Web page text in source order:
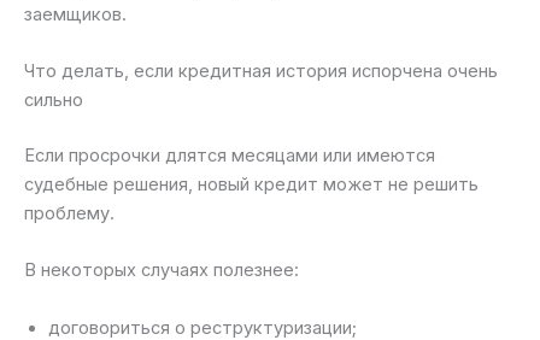
заемщиков.
Что делать, если кредитная история испорчена очень
сильно
Если просрочки длятся месяцами или имеются
судебные решения, новый кредит может не решить
проблему.
В некоторых случаях полезнее:
договориться о реструктуризации;